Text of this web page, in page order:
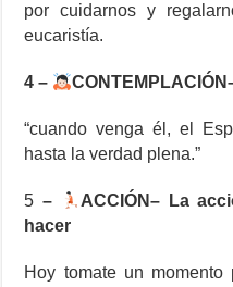
por cuidarnos y
eucaristía.
4 –
“cuando venga él, el
hasta la verdad plena.”
5 –
ACCIÓN– La
hacer
Hoy tomate un